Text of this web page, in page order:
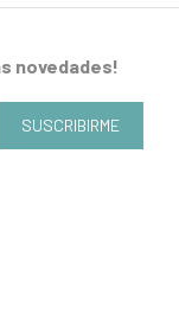
novedades!
SUSCRIBIRME